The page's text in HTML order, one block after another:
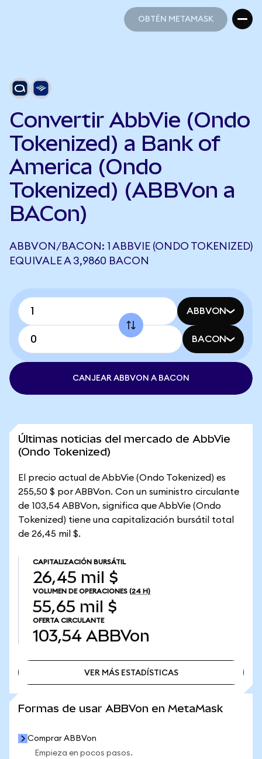
OBTÉN METAMASK
Convertir AbbVie (Ondo
Tokenized) a Bank of
America (Ondo
Tokenized) (ABBVon a
BACon)
ABBVON/BACON: 1 ABBVIE (ONDO TOKENIZED)
EQUIVALE A 3,9860 BACON
ABBVON
BACON
CANJEAR ABBVON A BACON
Últimas noticias del mercado de AbbVie
(Ondo Tokenized)
El precio actual de AbbVie (Ondo Tokenized) es
255,50 $ por ABBVon. Con un suministro circulante
de 103,54 ABBVon, significa que AbbVie (Ondo
Tokenized) tiene una capitalización bursátil total
de 26,45 mil $.
CAPITALIZACIÓN BURSÁTIL
26,45 mil $
VOLUMEN DE OPERACIONES (24 H)
55,65 mil $
OFERTA CIRCULANTE
103,54 ABBVon
VER MÁS ESTADÍSTICAS
Formas de usar ABBVon en MetaMask
Comprar ABBVon
Empieza en pocos pasos.